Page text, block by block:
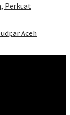
Perkuat
Aceh